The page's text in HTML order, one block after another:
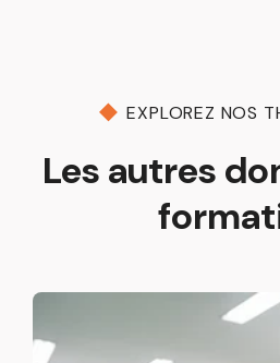
EXPLOREZ NOS
Les autres